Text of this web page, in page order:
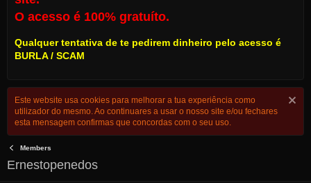
O acesso é 100% gratuíto.
Qualquer tentativa de te pedirem dinheiro pelo acesso é
BURLA / SCAM
Este website usa cookies para melhorar a tua experiência como
utilizador do mesmo. Ao continuares a usar o nosso site e/ou fechares
esta mensagem confirmas que concordas com o seu uso.
Members
Ernestopenedos